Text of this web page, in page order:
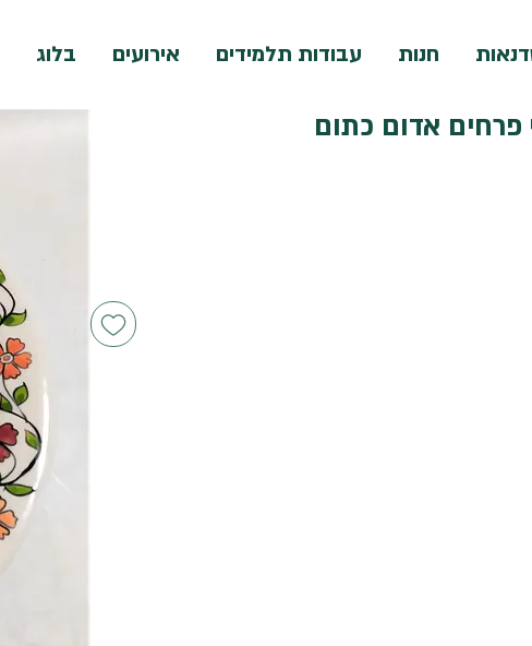
חנות עבודות תלמידים אירועים בלוג
אדום כתום